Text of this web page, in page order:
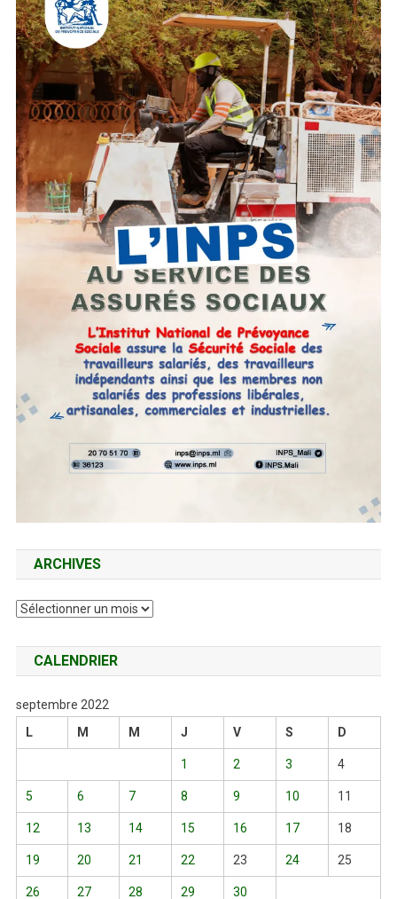
ARCHIVES
Archives
CALENDRIER
septembre 2022
L
M M J V S D
1 2 3 4
5 6 7 8 9 10 11
12 13 14 15 16 17 18
19 20 21 22 23 24 25
26 27 28 29 30